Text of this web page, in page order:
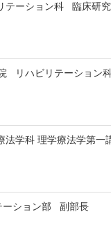
テーション科 臨床研
リハビリテーション
法学科 理学療法学第
ーション部 副部長